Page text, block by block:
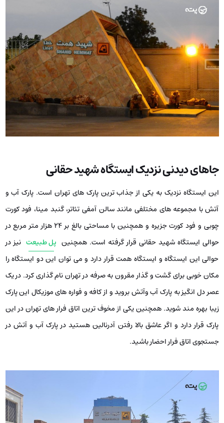
جاهای دیدنی نزدیک ایستگاه شهید حقانی
این ایستگاه نزدیک به یکی از جذاب ترین پارک های تهران است. پارک آب و
آتش با مجموعه های مختلفی مانند سالن آمفی تئاتر، گنبد مینا، فود کورت
چوبی و فود کورت جزیره و همچنین با مساحتی بالغ بر ۲۴ هزار متر مربع در
حوالی ایستگاه شهید حقانی قرار گرفته است. همچنین پل طبیعت نیز در
حوالی این ایستگاه و ایستگاه همت قرار دارد و می توان این دو ایستگاه را
مکان خوبی برای گشت و گذار مقرون به صرفه در تهران نام گذاری کرد. در یک
عصر دل انگیز به پارک آب وآتش بروید و از کافه و فواره های موزیکال این پارک
زیبا بهره مند شوید. همچنین یکی از مخوف ترین اتاق فرار های تهران در این
پارک قرار دارد و اگر عاشق بالا رفتن آدرنالین هستید در پارک آب و آتش در
جستجوی اتاق فرار احضار باشید.